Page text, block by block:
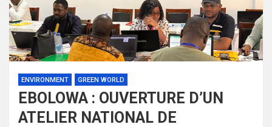
ENVIRONMENT GREEN WORLD
EBOLOWA : OUVERTURE D’UN
ATELIER NATIONAL DE